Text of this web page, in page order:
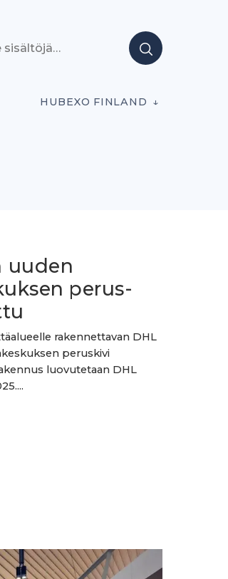
HUBEXO FINLAND
uuden
perus­
rakennettavan DHL
peruskivi
luovutetaan DHL